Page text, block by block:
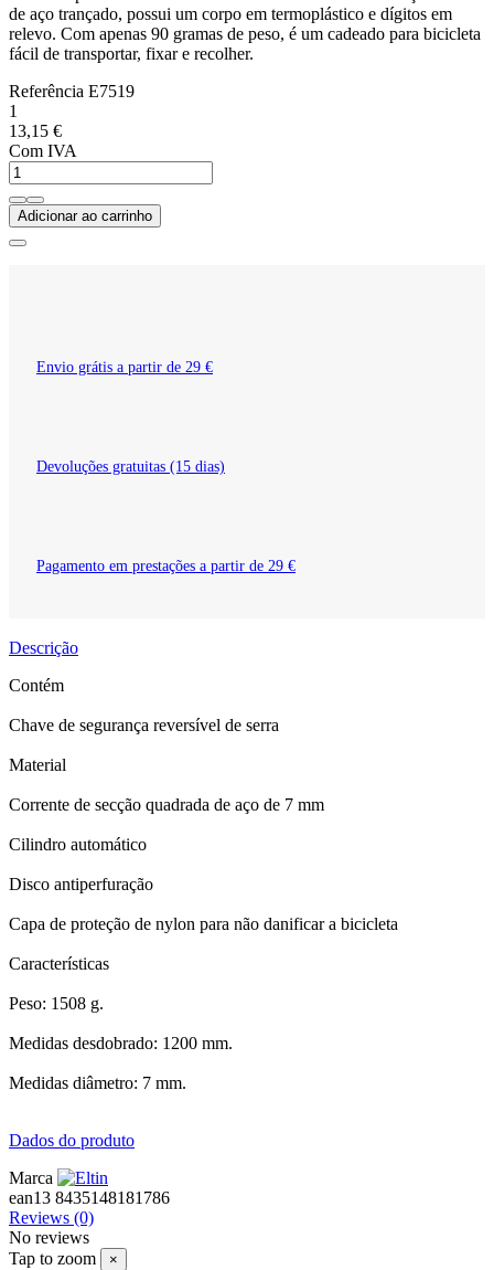
de aço trançado, possui um corpo em termoplástico e dígitos em
relevo. Com apenas 90 gramas de peso, é um cadeado para bicicleta
fácil de transportar, fixar e recolher.
Referência E7519
1
13,15 €
Com IVA
Adicionar ao carrinho
Envio grátis a partir de 29 €
Devoluções gratuitas (15 dias)
Pagamento em prestações a partir de 29 €
Descrição
Contém
Chave de segurança reversível de serra
Material
Corrente de secção quadrada de aço de 7 mm
Cilindro automático
Disco antiperfuração
Capa de proteção de nylon para não danificar a bicicleta
Características
Peso: 1508 g.
Medidas desdobrado: 1200 mm.
Medidas diâmetro: 7 mm.
Dados do produto
Marca
ean13 8435148181786
Reviews (0)
No reviews
Tap to zoom
×